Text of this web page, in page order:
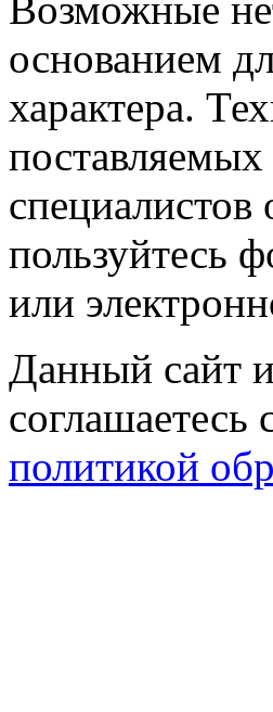
основанием
характера.
пользуйтесь
или
Данный сайт
соглашаетесь
политикой